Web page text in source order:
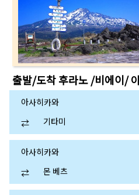
출발/도착후라노 /비에이/
아사히카와
⇄
기타미
아사히카와
⇄
몬 베츠